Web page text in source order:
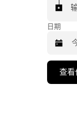
日期
向
查看